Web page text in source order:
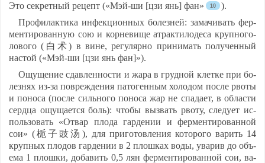
Это сек­рет­ный ре­цепт («Мэй-ши [цзи янь] фан»
).
Про­фи­лак­ти­ка ин­фек­ци­он­ных бо­лез­ней: за­ма­чи­вать фер­
мен­ти­ро­ван­ную сою и кор­не­ви­ще ат­рак­ти­ло­де­са круп­но­го­
ло­во­го (白术) в ви­не, ре­гу­ляр­но при­ни­мать по­лу­чен­ный
нас­той («Мэй-ши [цзи янь фан]»).
Ощу­ще­ние сдав­лен­нос­ти и жа­ра в груд­ной клет­ке при бо­
лез­нях из-за пов­реж­де­ния па­то­ген­ным хо­ло­дом пос­ле рво­ты
и по­но­са (пос­ле силь­но­го по­но­са жар не спа­да­ет, в об­лас­ти
серд­ца ощу­ща­ет­ся боль): что­бы выз­вать рво­ту, сле­ду­ет ис­
поль­зо­вать «От­вар пло­да гар­де­нии и фер­мен­ти­ро­ван­ной
сои» (栀子豉汤), для при­го­тов­ле­ния ко­то­ро­го ва­рить 14
круп­ных пло­дов гар­де­нии в 2 плош­ках во­ды, ува­рив до объ­
ема 1 плош­ки, до­ба­вить 0,5 лян фер­мен­ти­ро­ван­ной сои, ва­